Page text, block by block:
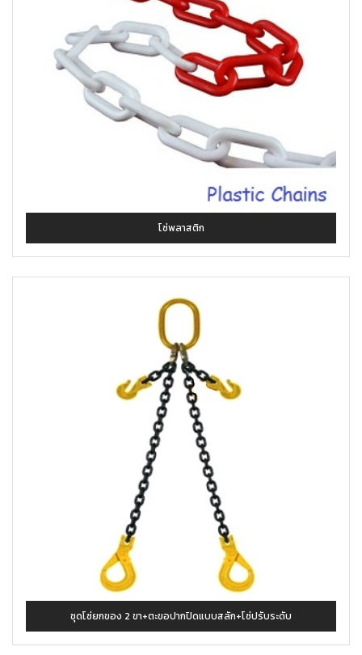
โซ่พลาสติก
ชุดโซ่ยกของ 2 ขา+ตะขอปากปิดแบบสลัก+โซ่ปรับระดับ